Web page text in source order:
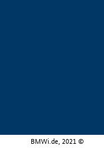
BMWi.de, 2021 ©